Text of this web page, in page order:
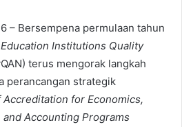
– Bersempena permulaan tahun
Institutions Quality
terus mengorak langkah
perancangan strategik
for Economics,
Accounting Programs